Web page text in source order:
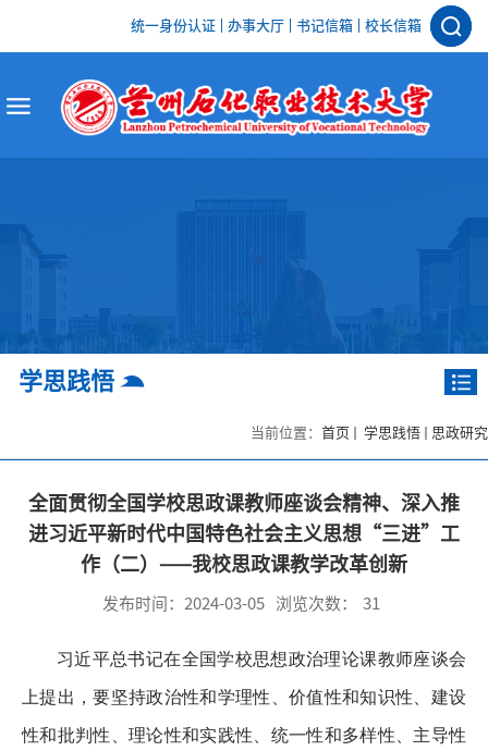
统一身份认证 办事大厅 书记信箱 校长信箱
学思践悟
当前位置： 首页 学思践悟 思政研究
全面贯彻全国学校思政课教师座谈会精神、深入推
进习近平新时代中国特色社会主义思想“三进”工
作（二）——我校思政课教学改革创新
发布时间：2024-03-05 浏览次数： 31
习近平总书记在全国学校思想政治理论课教师座谈会
上提出，要坚持政治性和学理性、价值性和知识性、建设
性和批判性、理论性和实践性、统一性和多样性、主导性